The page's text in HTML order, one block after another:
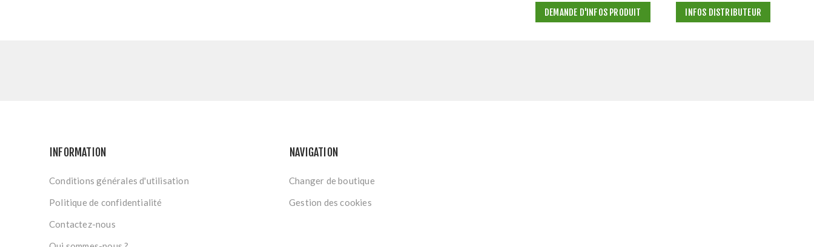
DEMANDE D'INFOS PRODUIT INFOS DISTRIBUTEUR
INFORMATION
Conditions générales d'utilisation
Politique de confidentialité
Contactez-nous
NAVIGATION
Changer de boutique
Gestion des cookies